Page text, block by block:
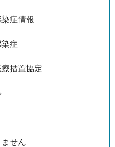
症情報
症
措置協定
せん